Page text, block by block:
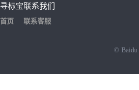
寻标宝
首页
联系我们
联系客服
© Baidu